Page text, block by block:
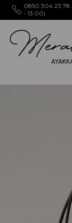
0850 304 23 78
- 13:00)